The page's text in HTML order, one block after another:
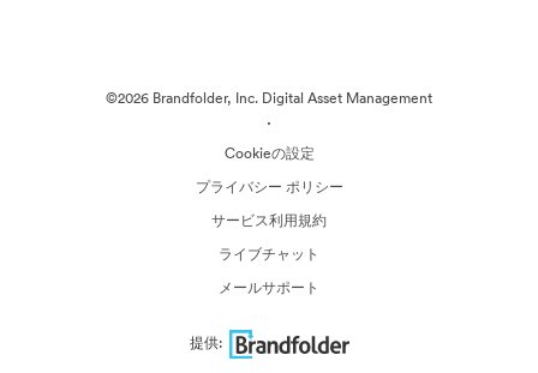
©2026 Brandfolder, Inc. Digital Asset Management
·
Cookieの設定
プライバシー ポリシー
サービス利用規約
ライブチャット
メールサポート
提供: